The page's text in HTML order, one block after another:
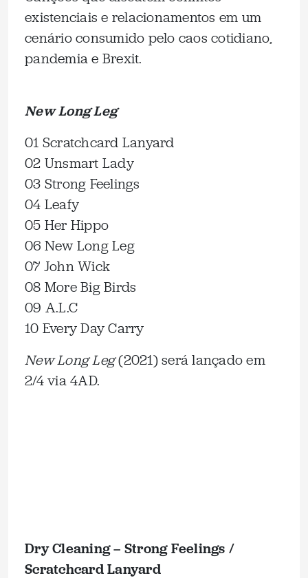
existenciais e relacionamentos em um
cenário consumido pelo caos cotidiano,
pandemia e Brexit.
New Long Leg
01 Scratchcard Lanyard
02 Unsmart Lady
03 Strong Feelings
04 Leafy
05 Her Hippo
06 New Long Leg
07 John Wick
08 More Big Birds
09 A.L.C
10 Every Day Carry
New Long Leg(2021) será lançado em
2/4 via 4AD.
Dry Cleaning – Strong Feelings /
Scratchcard Lanyard